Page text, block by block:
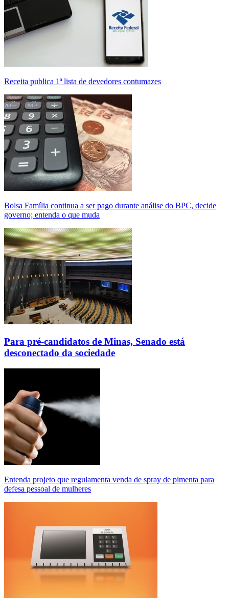
Receita publica 1ª lista de devedores contumazes
Bolsa Família continua a ser pago durante análise do BPC, decide
governo; entenda o que muda
Para pré-candidatos de Minas, Senado está
desconectado da sociedade
Entenda projeto que regulamenta venda de spray de pimenta para
defesa pessoal de mulheres